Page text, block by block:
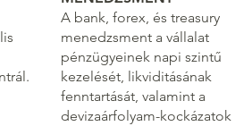
A bank, forex, és treasury
menedzsment a vállalat
pénzügyeinek napi szintű
kezelését, likviditásának
fenntartását, valamint a
devizaárfolyam-kockázatok